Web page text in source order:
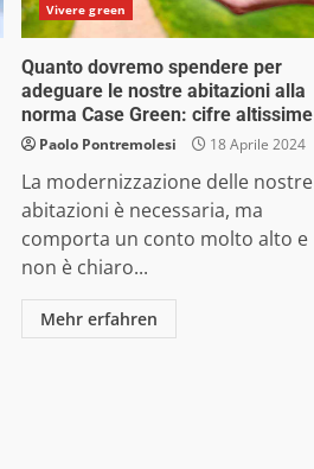
Vivere green
Quanto dovremo spendere per
adeguare le nostre abitazioni alla
norma Case Green: cifre altissime
Paolo Pontremolesi 18 Aprile 2024
La modernizzazione delle nostre
abitazioni è necessaria, ma
comporta un conto molto alto e
non è chiaro...
Mehr erfahren